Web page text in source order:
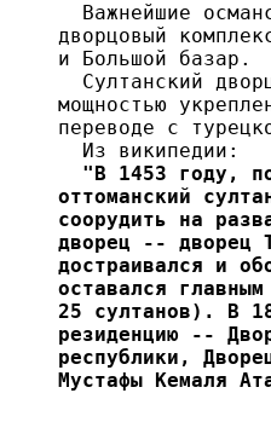
Важнейшие
дворцовый
и Большой базар.
Султанский
мощностью
переводе с
  Из википедии:
"В 1453 году,
оттоманский
соорудить на
дворец -- дворец
достраивался и
оставался
25 султанов). В
резиденцию --
республики,
Мустафы Кемаля